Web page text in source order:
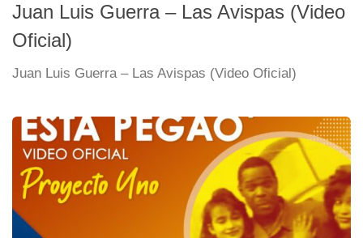
Juan Luis Guerra – Las Avispas (Video
Oficial)
Juan Luis Guerra – Las Avispas (Video Oficial)